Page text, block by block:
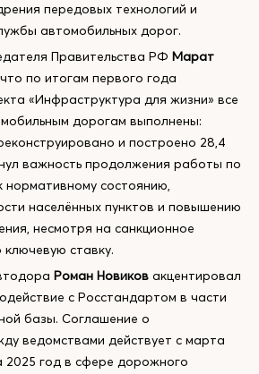
передовых технологий и
автомобильных дорог.
Правительства РФ Марат
по итогам первого года
«Инфраструктура для жизни» все
дорогам выполнены:
и построено 28,4
важность продолжения работы по
нормативному состоянию,
населённых пунктов и повышению
несмотря на санкционное
ставку.
Роман Новиков акцентировал
с Росстандартом в части
базы. Соглашение о
ведомствами действует с марта
2025 год в сфере дорожного